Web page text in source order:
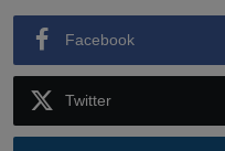
Facebook
Twitter